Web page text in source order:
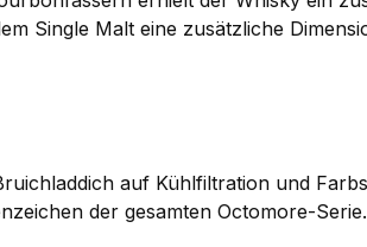
Single Malt eine zusätzliche
auf Kühlfiltration und
der gesamten Octomore-Serie.